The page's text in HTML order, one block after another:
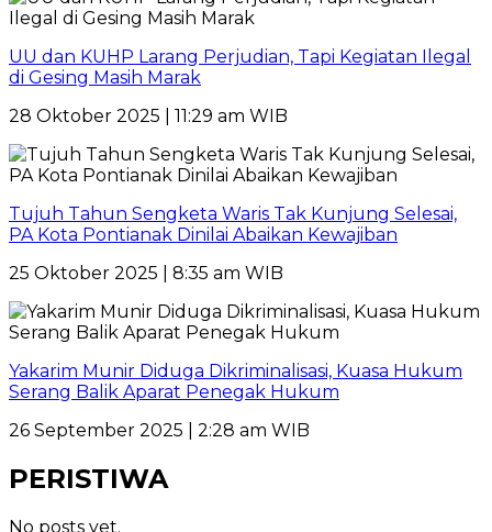
UU dan KUHP Larang Perjudian, Tapi Kegiatan Ilegal
di Gesing Masih Marak
28 Oktober 2025 | 11:29 am WIB
Tujuh Tahun Sengketa Waris Tak Kunjung Selesai,
PA Kota Pontianak Dinilai Abaikan Kewajiban
25 Oktober 2025 | 8:35 am WIB
Yakarim Munir Diduga Dikriminalisasi, Kuasa Hukum
Serang Balik Aparat Penegak Hukum
26 September 2025 | 2:28 am WIB
PERISTIWA
No posts yet.